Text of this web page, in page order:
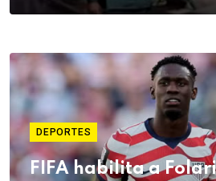
DEPORTES
FIFA habilita a